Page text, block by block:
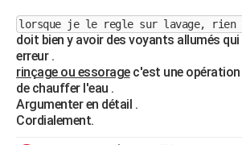
lorsque je le regle sur lavage, rien
doit bien y avoir des voyants allumés
erreur .
rinçage ou essoragec'est une opération
de chauffer l'eau .
Argumenter en détail .
Cordialement.